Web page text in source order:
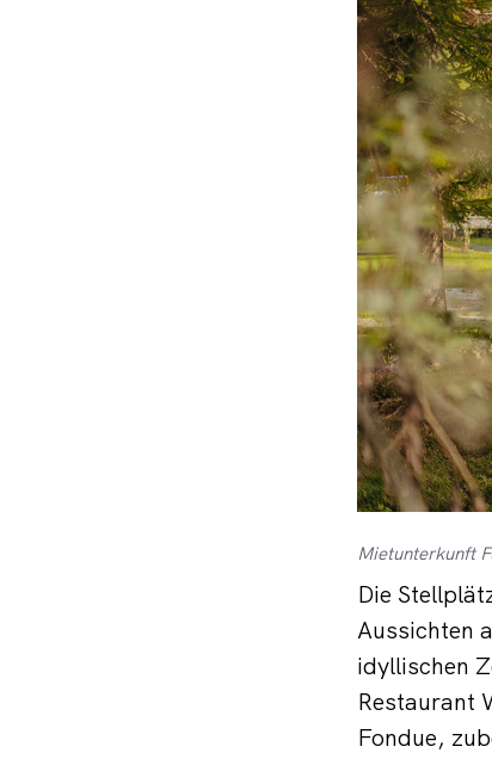
Mietunterkunft
Die
Aussichten
idyllischen
Restaurant
Fondue,